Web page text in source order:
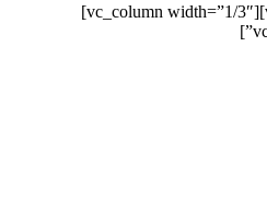
[/vc_column_text][/vc_column][vc_column width=”1/3″]